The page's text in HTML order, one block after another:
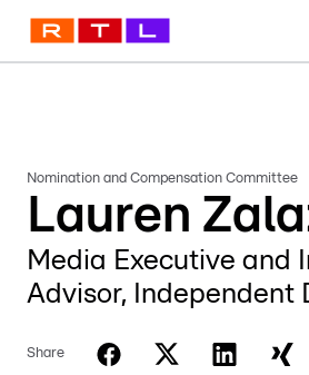
Nomination and Compensation Committee
Lauren
Media Executive and
Advisor, Independent
Share